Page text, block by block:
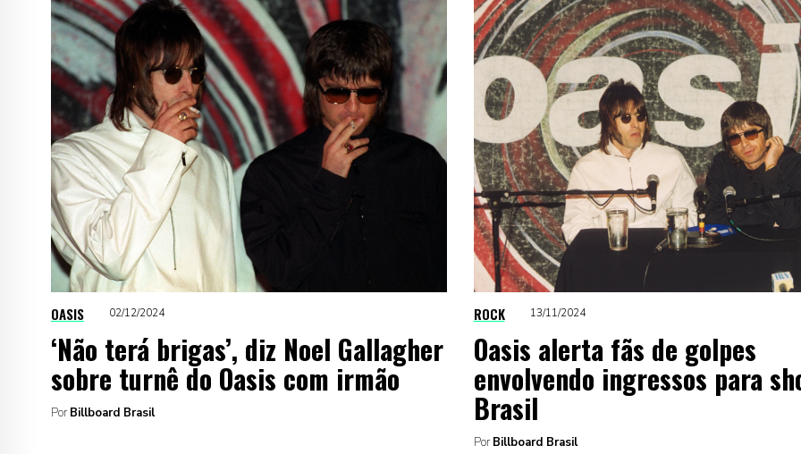
OASIS 02/12/2024
‘Não terá brigas’, diz Noel Gallagher
sobre turnê do Oasis com irmão
Por Billboard Brasil
ROCK 13/11/2024
Oasis alerta fãs de golpes
envolvendo ingressos para
Brasil
Por Billboard Brasil